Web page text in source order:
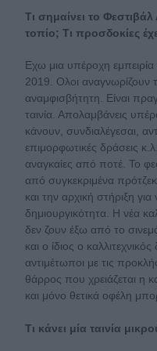
Τι σημαίνει το
τοπίο; Τι προσδοκίες
Εχω μια υπέροχη
2019. Ολοι αναγνωρίζουν
αναμφισβήτητη. Είναι
ταινία. Απολαμβάνεις
κάνουν, συνδιαλέγεσαι,
επιμορφωτικές δράσεις
αναγκαίες από ποτέ. Το
από συγκεκριμένα
και την αρχική στήριξη
δημιουργικότητα. Η νέα
δεν ζουν έξω από το
και ο ίδιος ο
αντιμέτωποι με τις
θάρρος που χρειάζεται η
και μόνο θετικά οφέλη
Τι κάνει μία ταινία